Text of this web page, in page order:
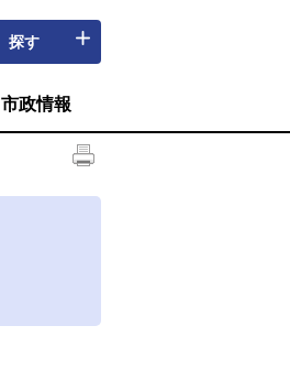
探す
市政情報